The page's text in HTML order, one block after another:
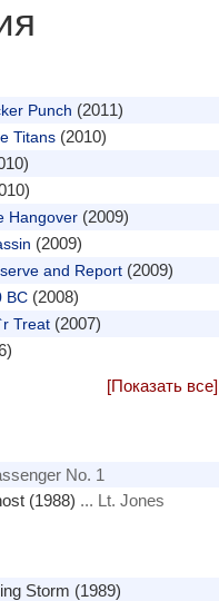
Punch (2011)
Titans(2010)
Hangover(2009)
(2009)
and Report(2009)
BC(2008)
Treat(2007)
[Показать все]
No. 1
(1988) ... Lt. Jones
Storm (1989)